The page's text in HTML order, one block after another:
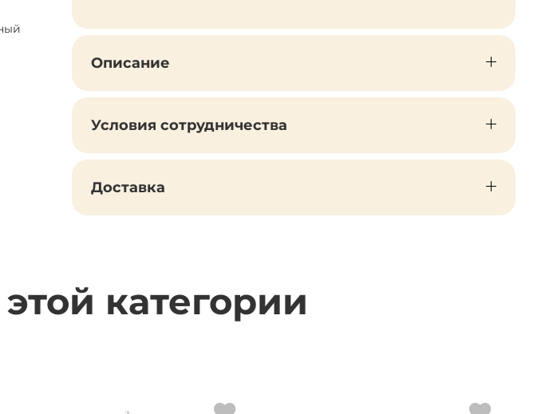
Описание
Условия сотрудничества
Доставка
категории